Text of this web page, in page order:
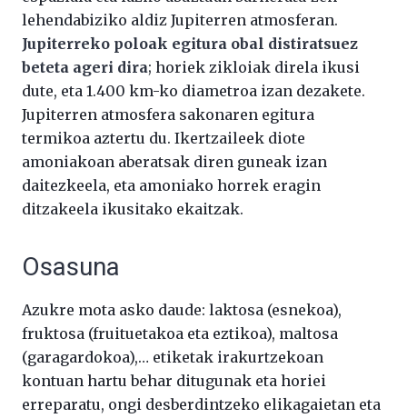
lehendabiziko aldiz Jupiterren atmosferan.
Jupiterreko poloak egitura obal distiratsuez
beteta ageri dira; horiek zikloiak direla ikusi
dute, eta 1.400 km-ko diametroa izan dezakete.
Jupiterren atmosfera sakonaren egitura
termikoa aztertu du. Ikertzaileek diote
amoniakoan aberatsak diren guneak izan
daitezkeela, eta amoniako horrek eragin
ditzakeela ikusitako ekaitzak.
Osasuna
Azukre mota asko daude: laktosa (esnekoa),
fruktosa (fruituetakoa eta eztikoa), maltosa
(garagardokoa),… etiketak irakurtzekoan
kontuan hartu behar ditugunak eta horiei
erreparatu, ongi desberdintzeko elikagaietan eta